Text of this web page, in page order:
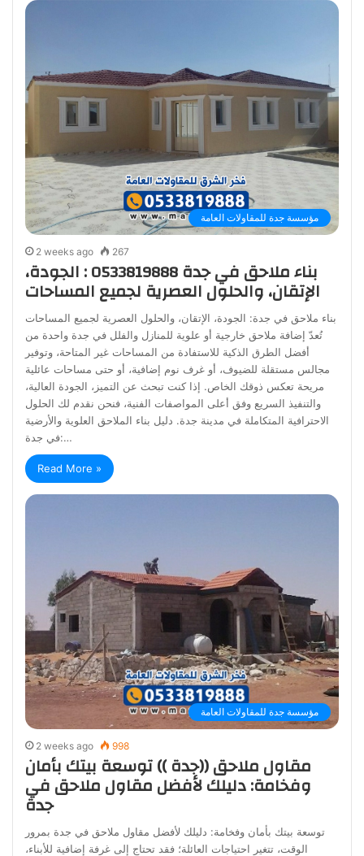
مؤسسة جدة للمقاولات العامة
2 weeks ago 267
بناء ملاحق في جدة 0533819888 : الجودة،
الإتقان، والحلول العصرية لجميع المساحات
بناء ملاحق في جدة: الجودة، الإتقان، والحلول العصرية لجميع المساحات
تُعدّ إضافة ملاحق خارجية أو علوية للمنازل والفلل في جدة واحدة من
أفضل الطرق الذكية للاستفادة من المساحات غير المتاحة، وتوفير
مجالس مستقلة للضيوف، أو غرف نوم إضافية، أو حتى مساحات عائلية
مريحة تعكس ذوقك الخاص. إذا كنت تبحث عن التميز، الجودة العالية،
والتنفيذ السريع وفق أعلى المواصفات الفنية، فنحن نقدم لك الحلول
الاحترافية المتكاملة في مدينة جدة. دليل بناء الملاحق العلوية والأرضية
في جدة:…
Read More »
مؤسسة جدة للمقاولات العامة
2 weeks ago 998
مقاول ملاحق ((جدة )) توسعة بيتك بأمان
وفخامة: دليلك لأفضل مقاول ملاحق في
جدة
توسعة بيتك بأمان وفخامة: دليلك لأفضل مقاول ملاحق في جدة بمرور
الوقت، تتغير احتياجات العائلة؛ فقد تحتاج إلى غرفة إضافية للأبناء،